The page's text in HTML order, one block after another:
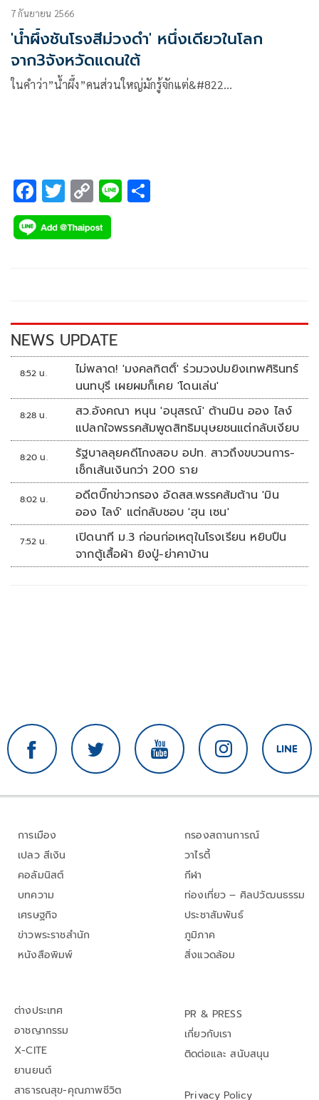
7 กันยายน 2566
'น้ำผึ้งชันโรงสีม่วงดำ' หนึ่งเดียวในโลก
จาก3จังหวัดแดนใต้
ในคำว่า”น้ำผึ้ง”คนส่วนใหญ่มักรู้จักแต่&#822…
F
ac
e
k
T
wi
tt
C
o
p
k
Li
NEWS UPDATE
8:52 น.
ไม่พลาด! 'มงคลกิตติ์' ร่วมวงปมยิงเทพศิรินทร์
นนทบุรี เผยผมก็เคย 'โดนเล่น'
8:28 น.
สว.อังคณา หนุน 'อนุสรณ์' ต้านมิน ออง ไลง์
แปลกใจพรรคส้มพูดสิทธิมนุษยชนแต่กลับเงียบ
8:20 น.
รัฐบาลลุยคดีโกงสอบ อปท. สาวถึงขบวนการ-
เช็กเส้นเงินกว่า 200 ราย
8:02 น.
อดีตบิ๊กข่าวกรอง อัดสส.พรรคส้มต้าน 'มิน
ออง ไลง์' แต่กลับชอบ 'ฮุน เซน'
7:52 น.
เปิดนาที ม.3 ก่อนก่อเหตุในโรงเรียน หยิบปืน
จากตู้เสื้อผ้า ยิงปู่-ย่าคาบ้าน
การเมือง
เปลว สีเงิน
คอลัมนิสต์
บทความ
เศรษฐกิจ
ข่าวพระราชสำนัก
หนังสือพิมพ์
กรองสถานการณ์
วาไรตี้
กีฬา
ท่องเที่ยว – ศิลปวัฒนธรรม
ประชาสัมพันธ์
ภูมิภาค
สิ่งแวดล้อม
ต่างประเทศ
อาชญากรรม
X-CITE
ยานยนต์
สาธารณสุข-คุณภาพชีวิต
PR & PRESS
เกี่ยวกับเรา
ติดต่อและ สนับสนุน
Privacy Policy